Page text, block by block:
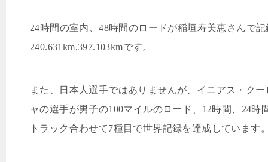
24時間の室内、48時間のロードが稲垣寿美恵さんで記
240.631km,397.103kmです。
また、日本人選手ではありませんが、イニアス・ク
ャの選手が男子の100マイルのロード、 12時間、 24時
トラック合わせて7種目で世界記録を達成しています